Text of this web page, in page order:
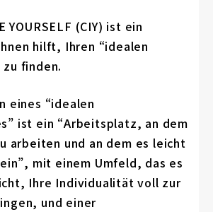
YOURSELF (CIY) ist ein
hilft, Ihren “idealen
finden.
eines “idealen
ist ein “Arbeitsplatz, an dem
arbeiten und an dem es leicht
mit einem Umfeld, das es
Ihre Individualität voll zur
und einer